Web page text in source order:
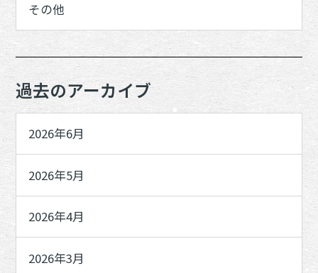
その他
過去のアーカイブ
2026年6月
2026年5月
2026年4月
2026年3月